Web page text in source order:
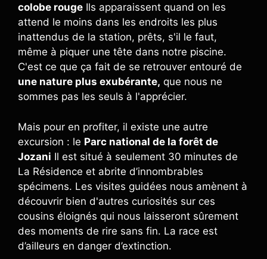
colobe rouge Ils apparaissent quand on les
attend le moins dans les endroits les plus
inattendus de la station, prêts, s'il le faut,
même à piquer une tête dans notre piscine.
C'est ce que ça fait de se retrouver entouré de
une nature plus exubérante, que nous ne
sommes pas les seuls à l'apprécier.
Mais pour en profiter, il existe une autre
excursion : le Parc national de la forêt de
Jozani Il est situé à seulement 30 minutes de
La Résidence et abrite d’innombrables
spécimens. Les visites guidées nous amènent à
découvrir bien d'autres curiosités sur ces
cousins ​​éloignés qui nous laisseront sûrement
des moments de rire sans fin. La race est
d’ailleurs en danger d’extinction.